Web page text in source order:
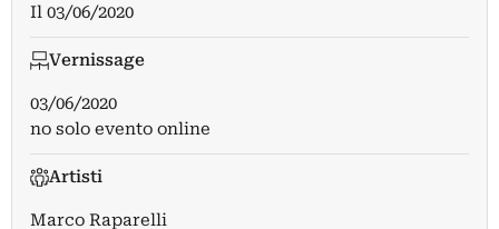
Il 03/06/2020
Vernissage
03/06/2020
no solo evento online
Artisti
Marco Raparelli